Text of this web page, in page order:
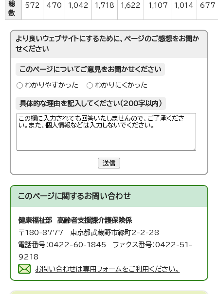
総
数
572 470 1,042 1,718 1,622 1,107 1,014 677
より良いウェブサイトにするために、ページのご感想をお聞か
せください
このページについてご意見をお聞かせください
わかりやすかった わかりにくかった
具体的な理由を記入してください（200字以内）
送信
このページに関するお問い合わせ
健康福祉部 高齢者支援課介護保険係
〒180-8777 東京都武蔵野市緑町2-2-28
電話番号：0422-60-1845 ファクス番号：0422-51-
9218
お問い合わせは専用フォームをご利用ください。